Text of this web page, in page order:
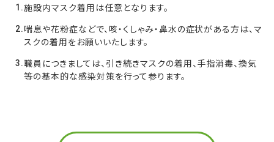
施設内マスク着用は任意となります。
喘息や花粉症などで、咳・くしゃみ・鼻水の症状がある方は、マ
スクの着用をお願いいたします。
職員につきましては、引き続きマスクの着用、手指消毒、換気
等の基本的な感染対策を行って参ります。